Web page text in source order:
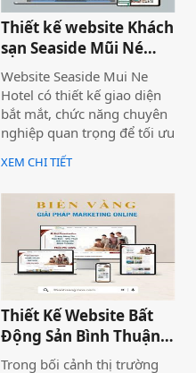
Thiết kế website Khách
sạn Seaside Mũi Né
chuyên nghiệp
Website Seaside Mui Ne
Hotel có thiết kế giao diện
bắt mắt, chức năng chuyên
nghiệp quan trọng để tối ưu
trải nghiệm người dùng và
hỗ trợ hoạt động kinh
website chuyên nghiệp
không chỉ giúp bạn tiếp cận
nhiều khách hàng hơn mà
còn nâng cao uy tín thương
hiệu, tạo lợi thế cạnh tranh
trên thị trường.
XEM CHI TIẾT
Thiết Kế Website Bất
Động Sản Bình Thuận
Land
Trong bối cảnh thị trường